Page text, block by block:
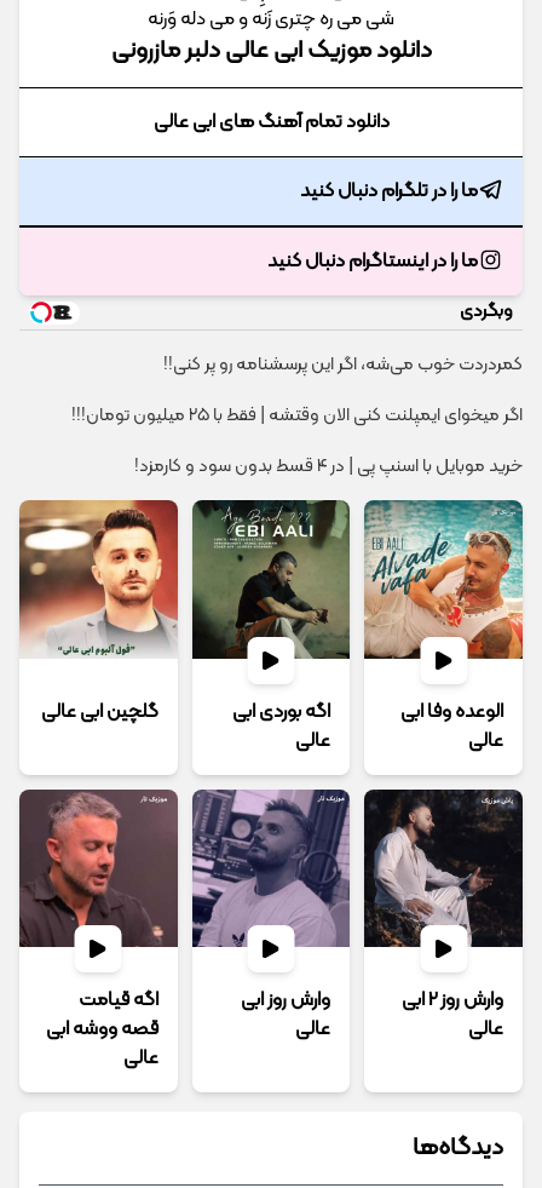
شی می ره چتری زَنه و می دله وَرنه
دانلود موزیک ابی عالی دلبر مازرونی
دانلود تمام آهنگ های ابی عالی
ما را در تلگرام دنبال کنید
ما را در اینستاگرام دنبال کنید
وبگردی
کمردردت خوب می‌شه، اگر این پرسشنامه رو پر کنی!!
اگر میخوای ایمپلنت کنی الان وقتشه | فقط با ۲۵ میلیون تومان!!!
خرید موبایل با اسنپ پی | در ۴ قسط بدون سود و کارمزد!
الوعده وفا ابی
عالی
اگه بوردی ابی
عالی
گلچین ابی عالی
وارش روز 2 ابی
عالی
وارش روز ابی
عالی
اگه قیامت
قصه ووشه ابی
عالی
دیدگاه‌ها